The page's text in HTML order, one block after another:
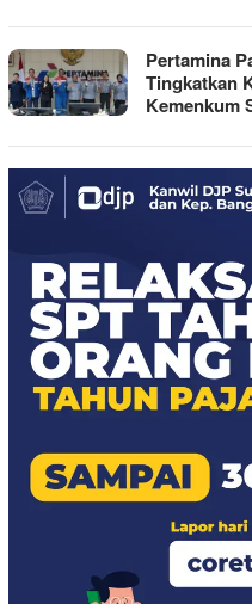
Pertamina
Tingkatkan
Kemenkum